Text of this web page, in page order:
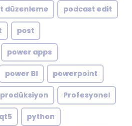
düzenleme podcast edit
post
power apps
power BI powerpoint
prodüksiyon Profesyonel
python